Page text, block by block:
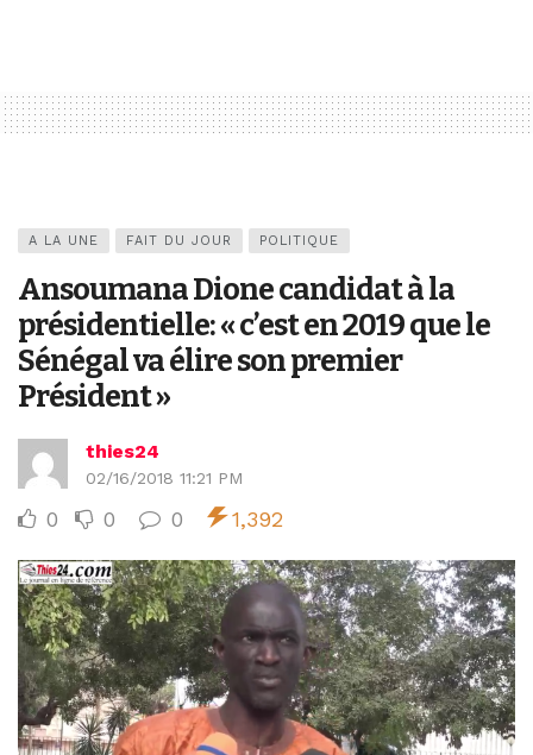
A LA UNE FAIT DU JOUR POLITIQUE
Ansoumana Dione candidat à la
présidentielle: « c’est en 2019 que le
Sénégal va élire son premier
Président »
thies24
02/16/2018 11:21 PM
0 0 0 1,392